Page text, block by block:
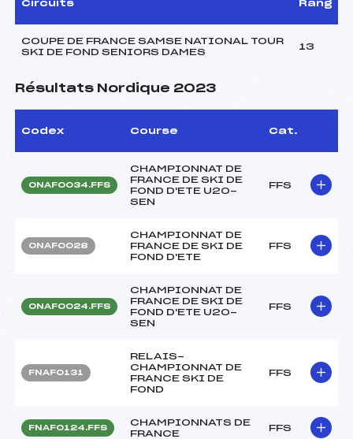
Circuits Rang
COUPE DE FRANCE SAMSE NATIONAL TOUR
SKI DE FOND SENIORS DAMES
13
Résultats Nordique 2023
Codex Course Cat.
ONAF0034.FFS
CHAMPIONNAT DE
FRANCE DE SKI DE
FOND D'ETE U20-
SEN
FFS
ONAF0028
CHAMPIONNAT DE
FRANCE DE SKI DE
FOND D'ETE
FFS
ONAF0024.FFS
CHAMPIONNAT DE
FRANCE DE SKI DE
FOND D'ETE U20-
SEN
FFS
FNAF0131
RELAIS-
CHAMPIONNAT DE
FRANCE SKI DE
FOND
FFS
FNAF0124.FFS
CHAMPIONNATS DE
FRANCE
FFS